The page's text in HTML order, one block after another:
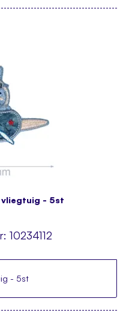
vliegtuig - 5st
10234112
- 5st